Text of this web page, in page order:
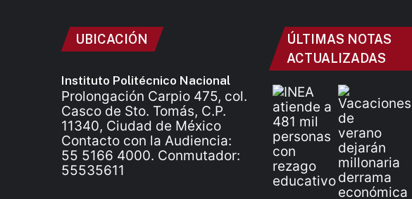
UBICACIÓN
Instituto Politécnico Nacional
Prolongación Carpio 475, col.
Casco de Sto. Tomás, C.P.
11340, Ciudad de México
Contacto con la Audiencia:
55 5166 4000. Conmutador:
55535611
ÚLTIMAS NOTAS
ACTUALIZADAS